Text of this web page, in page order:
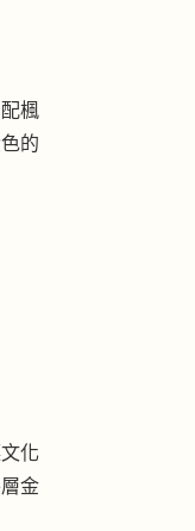
楓
的
化
金